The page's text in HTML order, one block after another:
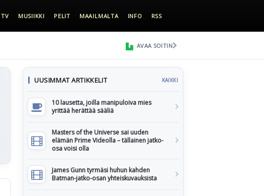
TV MUSIIKKI PELIT MAAILMALTA INFO RSS
AVAA SOITIN
UUSIMMAT ARTIKKELIT KAIKKI
10 lausetta, joilla manipuloiva mies
yrittää herättää sääliä
Masters of the Universe sai uuden
elämän Prime Videolla – tällainen jatko-
osa voisi olla
James Gunn tyrmäsi huhun kahden
Batman-jatko-osan yhteiskuvauksista